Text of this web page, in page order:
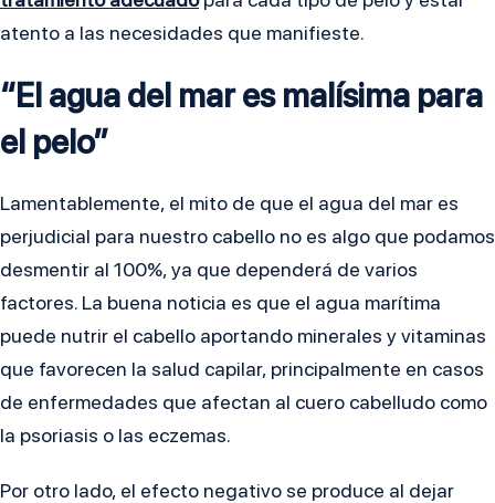
atento a las necesidades que manifieste.
“El agua del mar es malísima para
el pelo”
Lamentablemente, el mito de que el agua del mar es
perjudicial para nuestro cabello no es algo que podamos
desmentir al 100%, ya que dependerá de varios
factores. La buena noticia es que el agua marítima
puede nutrir el cabello aportando minerales y vitaminas
que favorecen la salud capilar, principalmente en casos
de enfermedades que afectan al cuero cabelludo como
la psoriasis o las eczemas.
Por otro lado, el efecto negativo se produce al dejar